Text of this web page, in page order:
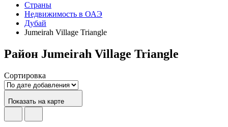
Страны
Недвижимость в ОАЭ
Дубай
Jumeirah Village Triangle
Район Jumeirah Village Triangle
Сортировка
Показать на карте